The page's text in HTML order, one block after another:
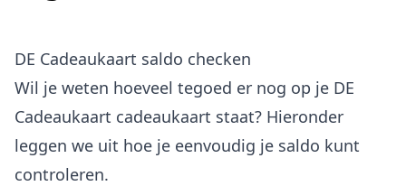
DE Cadeaukaart saldo checken
Wil je weten hoeveel tegoed er nog op je DE
Cadeaukaart cadeaukaart staat? Hieronder
leggen we uit hoe je eenvoudig je saldo kunt
controleren.